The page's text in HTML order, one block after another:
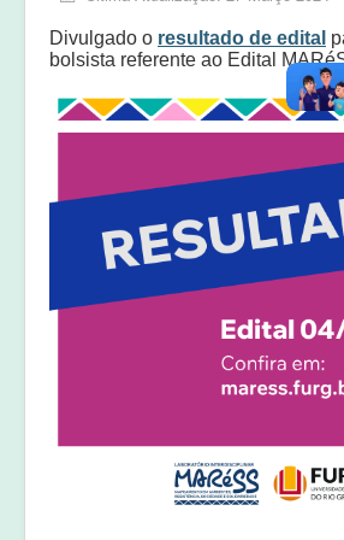
Laudos e pareceres
Divulgado o resultado de edital
bolsista referente ao Edital